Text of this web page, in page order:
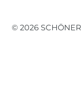
© 2026